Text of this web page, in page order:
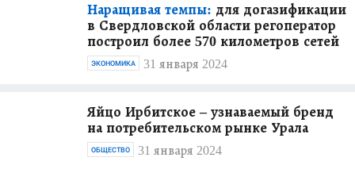
Наращивая темпы: для догазификации
в Свердловской области регоператор
построил более 570 километров сетей
31 января 2024
ЭКОНОМИКА
Яйцо Ирбитское – узнаваемый бренд
на потребительском рынке Урала
31 января 2024
ОБЩЕСТВО